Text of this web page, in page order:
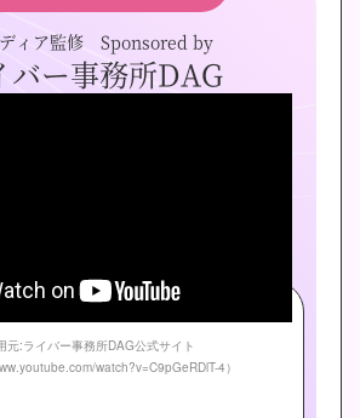
ィア監修 Sponsored by
バー事務所DAG
元:ライバー事務所DAG公式サイト
watch?v=C9pGeRDlT-4）